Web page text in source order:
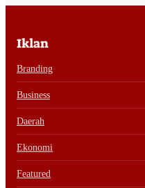
Iklan
Branding
Business
Daerah
Ekonomi
Featured